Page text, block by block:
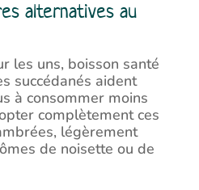
alternatives au
les uns, boisson santé
succédanés aident
à consommer moins
complètement ces
légèrement
de noisette ou de